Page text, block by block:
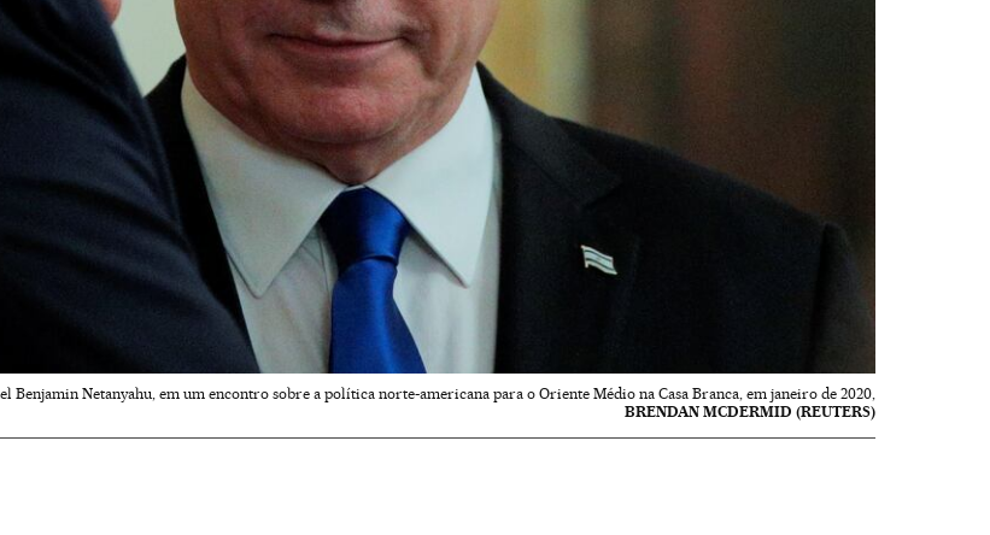
Benjamin Netanyahu, em um encontro sobre a política norte-americana para o Oriente Médio na Casa Branca, em janeiro de 2020,
BRENDAN MCDERMID (REUTERS)